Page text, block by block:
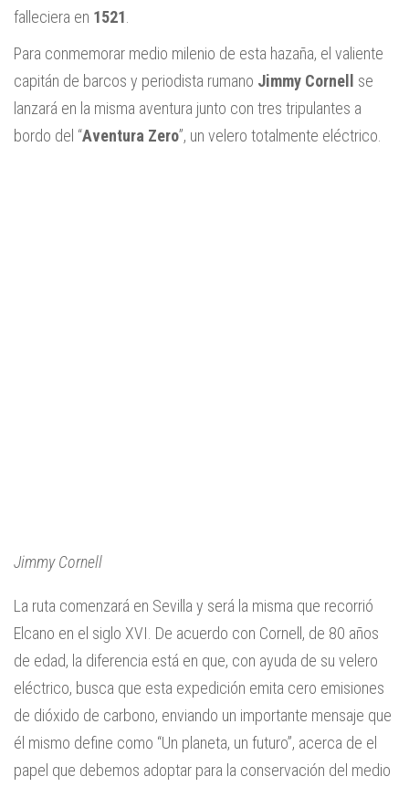
falleciera en 1521
Para conmemorar medio milenio de esta hazaña, el valiente
capitán de barcos y periodista rumano Jimmy Cornell
se
lanzará en la misma aventura junto con tres tripulantes a
bordo del “Aventura Zero”, un velero totalmente eléctrico.
Jimmy Cornell
La ruta comenzará en Sevilla y será la misma que recorrió
Elcano en el siglo XVI. De acuerdo con Cornell, de 80 años
de edad, la diferencia está en que, con ayuda de su velero
eléctrico, busca que esta expedición emita cero emisiones
de dióxido de carbono, enviando un importante mensaje que
él mismo define como “Un planeta, un futuro”, acerca de el
papel que debemos adoptar para la conservación del medio